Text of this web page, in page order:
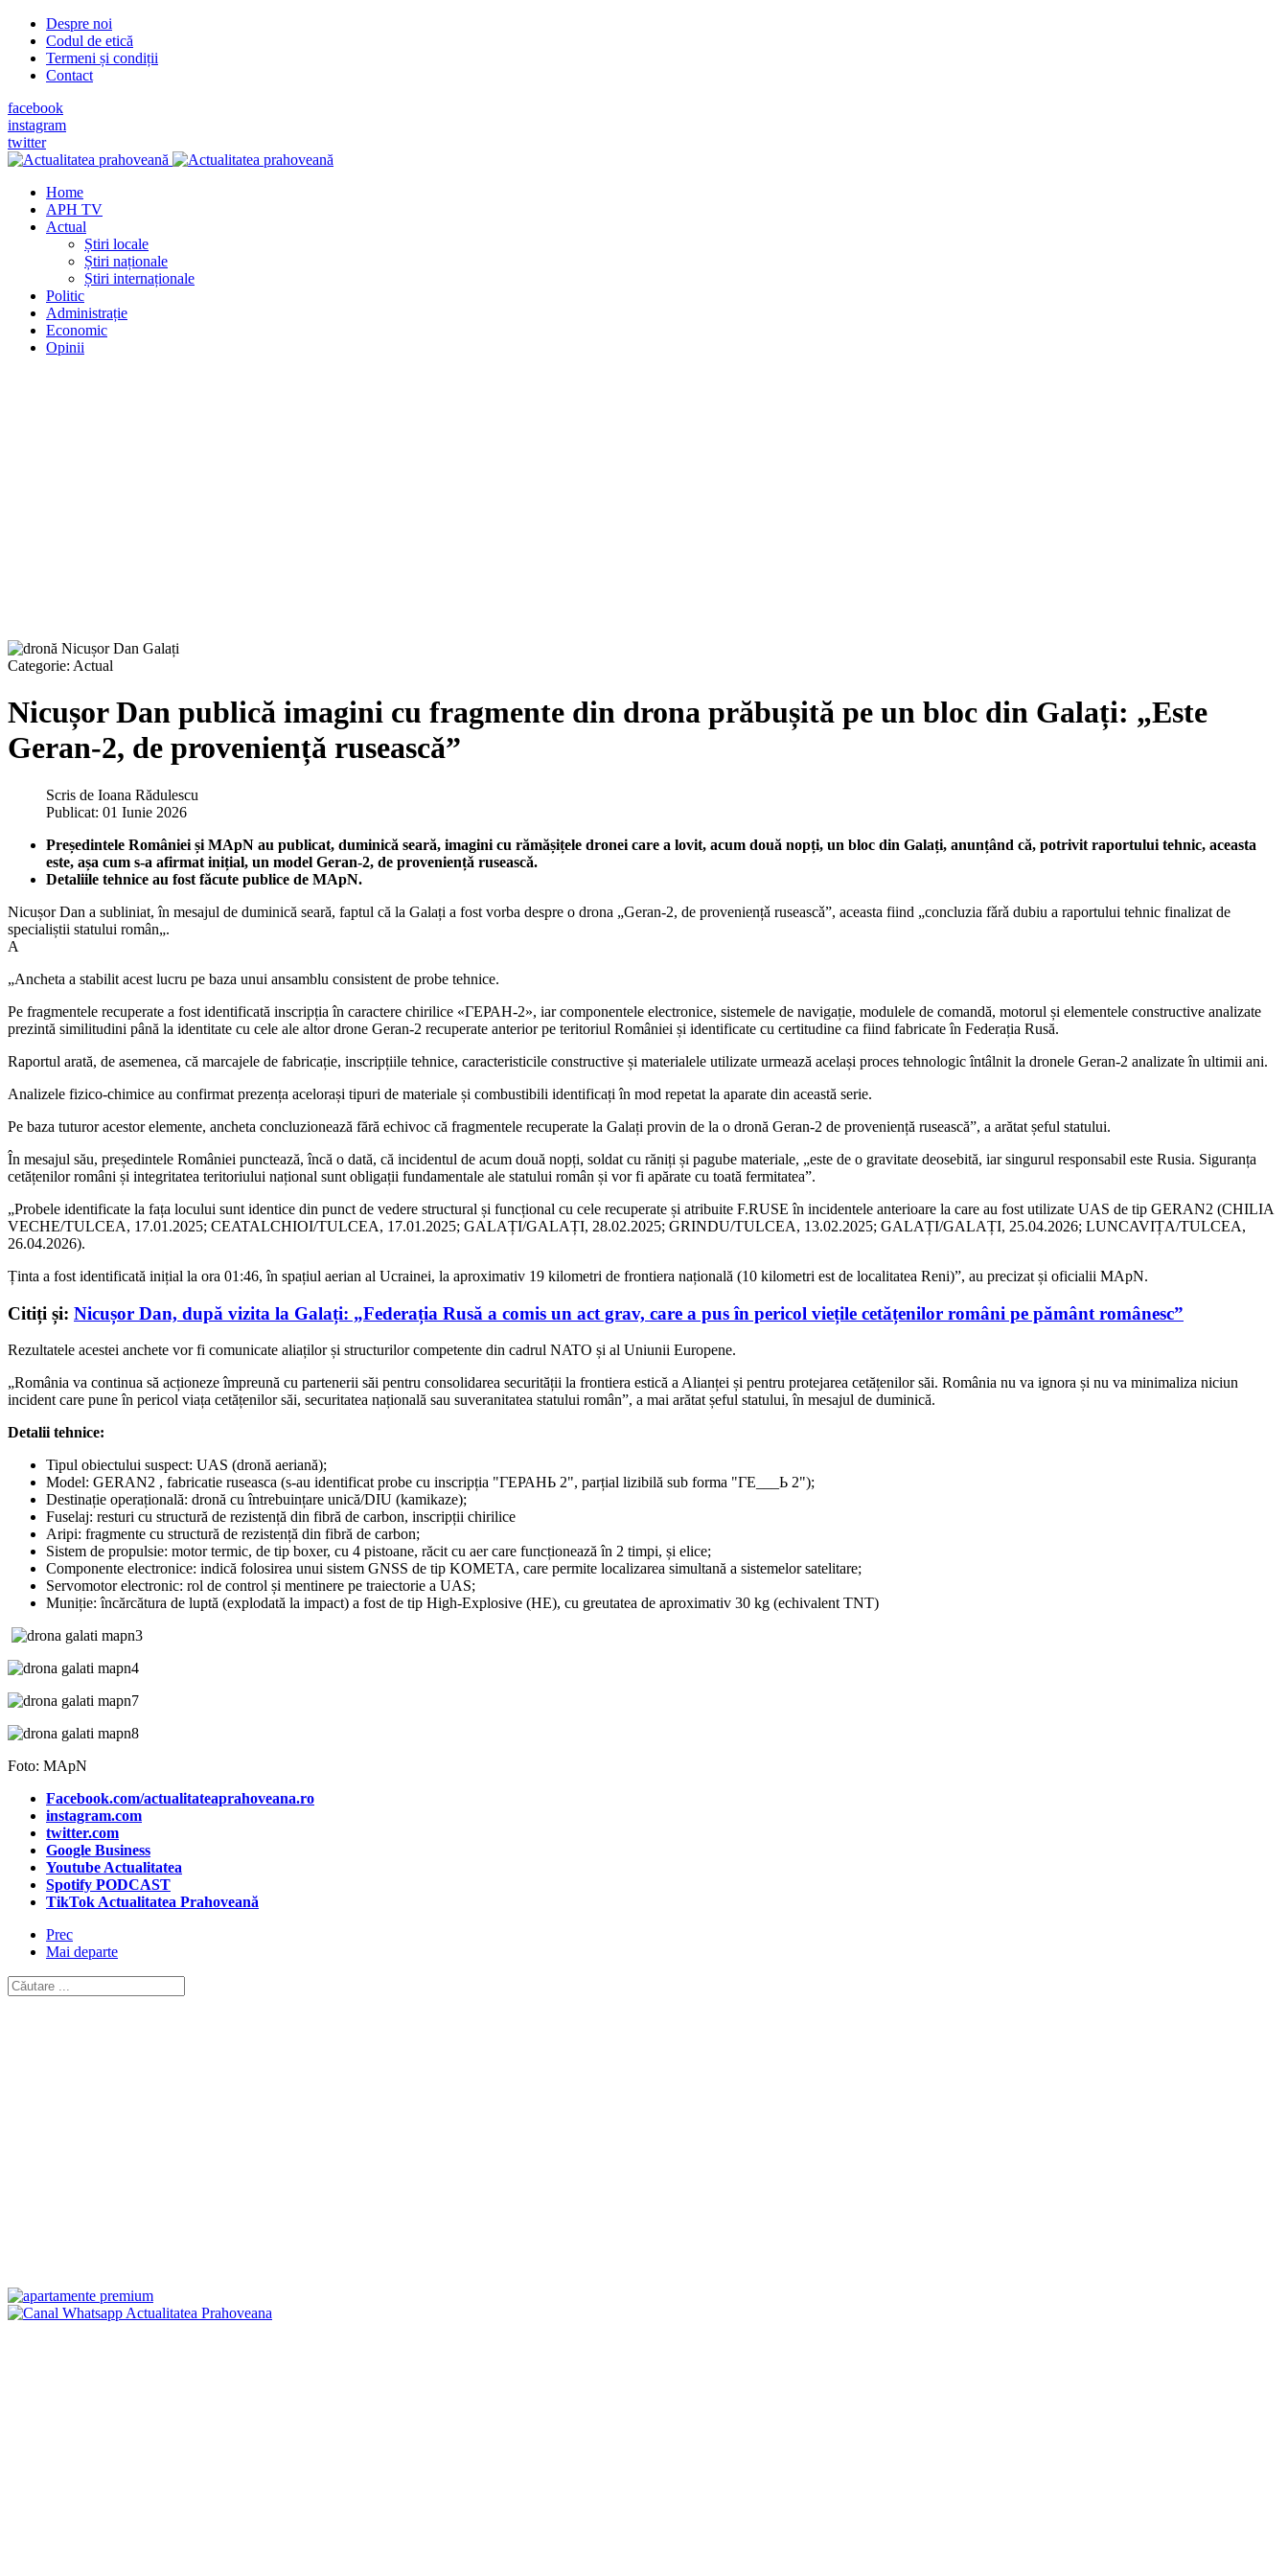
Despre noi
Codul de etică
Termeni și condiții
Contact
facebook
instagram
twitter
Home
APH TV
Actual
Știri locale
Știri naționale
Știri internaționale
Politic
Administrație
Economic
Opinii
Categorie: Actual
Nicușor Dan publică imagini cu fragmente din drona prăbușită pe un bloc din Galați: „Este
Geran-2, de proveniențǎ ruseascǎ”
Scris de Ioana Rădulescu
Publicat: 01 Iunie 2026
Președintele României și MApN au publicat, duminică seară, imagini cu rămășițele dronei care a lovit, acum două nopți, un bloc din Galați, anunțând că, potrivit raportului tehnic, aceasta
este, așa cum s-a afirmat inițial, un model Geran-2, de proveniențǎ ruseascǎ.
Detaliile tehnice au fost făcute publice de MApN.
Nicușor Dan a subliniat, în mesajul de duminică seară, faptul că la Galați a fost vorba despre o drona „Geran-2, de proveniențǎ ruseascǎ”, aceasta fiind „concluzia fǎrǎ dubiu a raportului tehnic finalizat de
specialiștii statului român„.
A
„Ancheta a stabilit acest lucru pe baza unui ansamblu consistent de probe tehnice.
Pe fragmentele recuperate a fost identificată inscripția în caractere chirilice «ГЕРАН-2», iar componentele electronice, sistemele de navigație, modulele de comandă, motorul și elementele constructive analizate
prezintă similitudini până la identitate cu cele ale altor drone Geran-2 recuperate anterior pe teritoriul României și identificate cu certitudine ca fiind fabricate în Federația Rusă.
Raportul arată, de asemenea, că marcajele de fabricație, inscripțiile tehnice, caracteristicile constructive și materialele utilizate urmează același proces tehnologic întâlnit la dronele Geran-2 analizate în ultimii ani.
Analizele fizico-chimice au confirmat prezența acelorași tipuri de materiale și combustibili identificați în mod repetat la aparate din această serie.
Pe baza tuturor acestor elemente, ancheta concluzionează fără echivoc că fragmentele recuperate la Galați provin de la o dronă Geran-2 de proveniență rusească”, a arătat șeful statului.
În mesajul său, președintele României punctează, încă o dată, că incidentul de acum două nopți, soldat cu răniți și pagube materiale, „este de o gravitate deosebită, iar singurul responsabil este Rusia. Siguranța
cetățenilor români și integritatea teritoriului național sunt obligații fundamentale ale statului român și vor fi apărate cu toată fermitatea”.
„Probele identificate la fața locului sunt identice din punct de vedere structural și funcțional cu cele recuperate și atribuite F.RUSE în incidentele anterioare la care au fost utilizate UAS de tip GERAN2 (CHILIA
VECHE/TULCEA, 17.01.2025; CEATALCHIOI/TULCEA, 17.01.2025; GALAȚI/GALAȚI, 28.02.2025; GRINDU/TULCEA, 13.02.2025; GALAȚI/GALAȚI, 25.04.2026; LUNCAVIȚA/TULCEA,
26.04.2026).
Ținta a fost identificată inițial la ora 01:46, în spațiul aerian al Ucrainei, la aproximativ 19 kilometri de frontiera națională (10 kilometri est de localitatea Reni)”, au precizat și oficialii MApN.
Citiți și: Nicușor Dan, după vizita la Galați: „Federația Rusă a comis un act grav, care a pus în pericol viețile cetățenilor români pe pământ românesc”
Rezultatele acestei anchete vor fi comunicate aliaților și structurilor competente din cadrul NATO și al Uniunii Europene.
„România va continua să acționeze împreună cu partenerii săi pentru consolidarea securității la frontiera estică a Alianței și pentru protejarea cetățenilor săi. România nu va ignora și nu va minimaliza niciun
incident care pune în pericol viața cetățenilor săi, securitatea națională sau suveranitatea statului român”, a mai arătat șeful statului, în mesajul de duminică.
Detalii tehnice:
Tipul obiectului suspect: UAS (dronă aeriană);
Model: GERAN2 , fabricatie ruseasca (s-au identificat probe cu inscripția "ГЕРАНЬ 2", parțial lizibilă sub forma "ГЕ___Ь 2");
Destinație operațională: dronă cu întrebuințare unică/DIU (kamikaze);
Fuselaj: resturi cu structură de rezistență din fibră de carbon, inscripții chirilice
Aripi: fragmente cu structură de rezistență din fibră de carbon;
Sistem de propulsie: motor termic, de tip boxer, cu 4 pistoane, răcit cu aer care funcționează în 2 timpi, și elice;
Componente electronice: indică folosirea unui sistem GNSS de tip KOMETA, care permite localizarea simultană a sistemelor satelitare;
Servomotor electronic: rol de control și mentinere pe traiectorie a UAS;
Muniție: încărcătura de luptă (explodată la impact) a fost de tip High-Explosive (HE), cu greutatea de aproximativ 30 kg (echivalent TNT)
Foto: MApN
Facebook.com/actualitateaprahoveana.ro
instagram.com
twitter.com
Google Business
Youtube Actualitatea
Spotify PODCAST
TikTok Actualitatea Prahoveană
Prec
Mai departe